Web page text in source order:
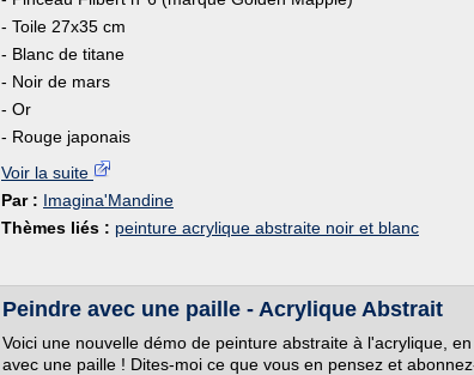
- Toile 27x35 cm
- Blanc de titane
- Noir de mars
- Or
- Rouge japonais
Voir la suite
Par : Imagina'Mandine
Thèmes liés : peinture acrylique abstraite noir et blanc
Peindre avec une paille - Acrylique Abstrait
Voici une nouvelle démo de peinture abstraite à l'acrylique,
avec une paille ! Dites-moi ce que vous en pensez et